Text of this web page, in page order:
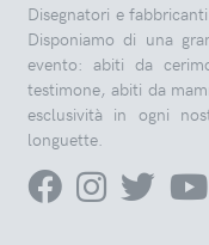
Disegnatori e
Disponiamo di una
evento: abiti da
testimone, abiti da
esclusività in ogni
longuette.